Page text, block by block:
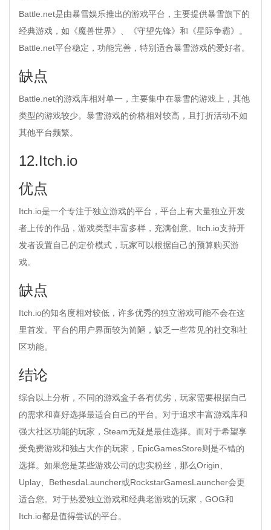
Battle.net是由暴雪娱乐推出的游戏平台，主要提供暴雪旗下的
经典游戏，如《魔兽世界》、《守望先锋》和《星际争霸》。
Battle.net平台稳定，功能完善，特别适合暴雪游戏的爱好者。
缺点
Battle.net的游戏库相对单一，主要集中在暴雪的游戏上，其他
类型的游戏较少。暴雪游戏的价格相对较高，且打折活动不如
其他平台频繁。
12.Itch.io
优点
Itch.io是一个专注于独立游戏的平台，平台上有大量独立开发
者上传的作品，游戏类型丰富多样，充满创意。Itch.io支持开
发者设置自己的定价模式，玩家可以根据自己的预算购买游
戏。
缺点
Itch.io的知名度相对较低，许多优秀的独立游戏可能不会在这
里首发。平台的用户界面较为简陋，缺乏一些常见的社交和社
区功能。
结论
综合以上分析，不同的游戏盒子各有优劣，玩家需要根据自己
的需求和喜好选择最适合自己的平台。对于追求丰富游戏库和
强大社区功能的玩家，Steam无疑是最佳选择。而对于希望享
受免费游戏和独占大作的玩家，EpicGamesStore则是不错的
选择。如果您是某些游戏公司的忠实粉丝，那么Origin、
Uplay、BethesdaLauncher或RockstarGamesLauncher会更
适合您。对于热爱独立游戏和经典老游戏的玩家，GOG和
Itch.io都是值得尝试的平台。